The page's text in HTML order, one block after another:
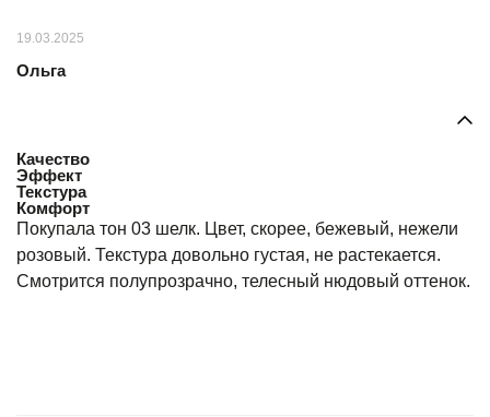
19.03.2025
Ольга
Качество
Эффект
Текстура
Комфорт
Покупала тон 03 шелк. Цвет, скорее, бежевый, нежели
розовый. Текстура довольно густая, не растекается.
Смотрится полупрозрачно, телесный нюдовый оттенок.